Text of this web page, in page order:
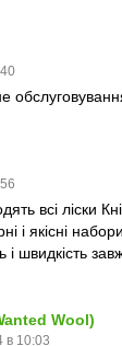
всі ліски
і якісні
і швидкість
Wool)
в 10:03